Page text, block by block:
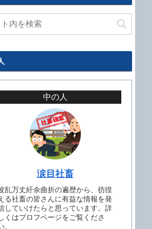
中の人
涙目社畜
乱万丈紆余曲折の遍歴から、彷徨
る社畜の皆さんに有益な情報を発
していけたらと思っています。詳
くはプロフページをご覧くださ
。